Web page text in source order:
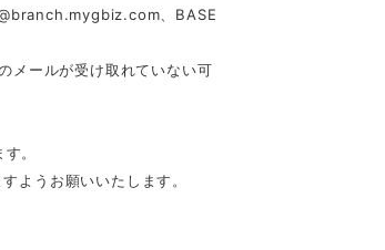
、BASE
メールが受け取れていない可
。
ようお願いいたします。